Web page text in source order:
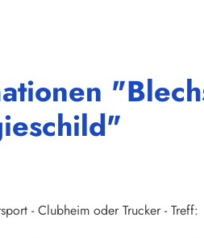
- Clubheim oder Trucker - Treff: